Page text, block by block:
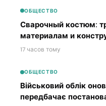
ОБЩЕСТВО
Сварочный костюм:
материалам и
17 часов тому
ОБЩЕСТВО
Військовий облік
передбачає